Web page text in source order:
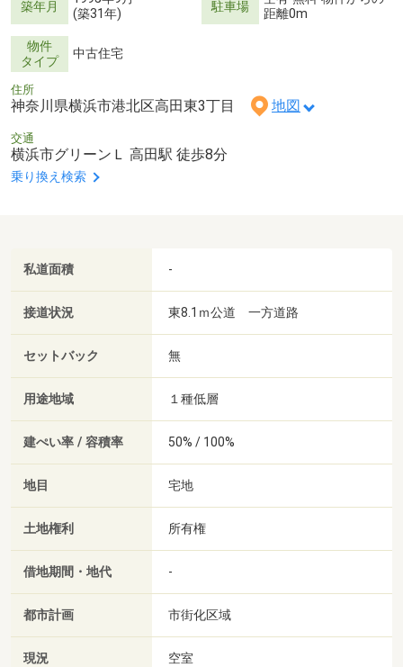
築年月
(築31年)
駐車場
距離0m
物件
タイプ
中古住宅
住所
神奈川県横浜市港北区高田東3丁目 地図
交通
横浜市グリーンＬ 高田駅 徒歩8分
乗り換え検索
私道面積 -
接道状況 東8.1ｍ公道 一方道路
セットバック 無
用途地域 １種低層
建ぺい率 / 容積率 50% / 100%
地目 宅地
土地権利 所有権
借地期間・地代 -
都市計画 市街化区域
現況 空室